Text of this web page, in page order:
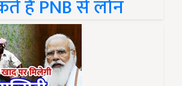
हैं PNB से लोन